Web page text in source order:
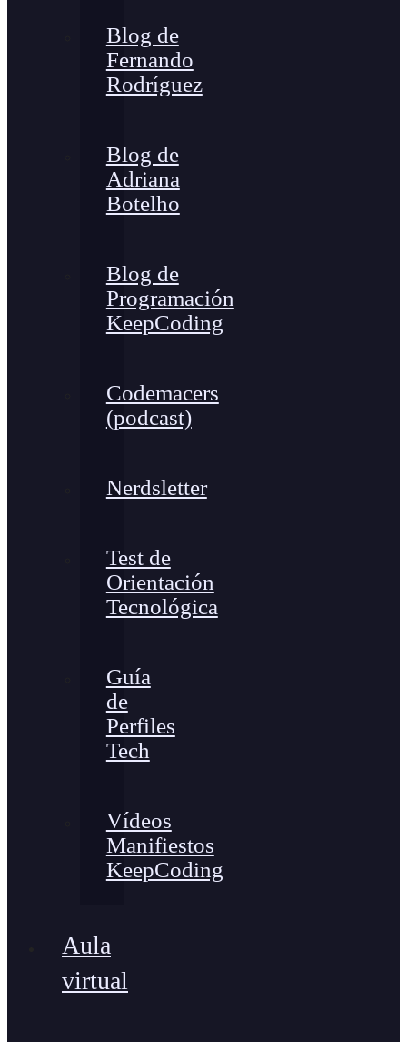
Blog de
Fernando
Rodríguez
Blog de
Adriana
Botelho
Blog de
Programación
KeepCoding
Codemacers
(podcast)
Nerdsletter
Test de
Orientación
Tecnológica
Guía
de
Perfiles
Tech
Vídeos
Manifiestos
KeepCoding
Aula
virtual